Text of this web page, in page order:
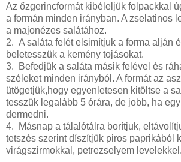
Az őzgerincformát kibéleljük folpackkal
a formán minden irányban. A zselatinos
a majonézes salátához.
2. A saláta felét elsimítjuk a forma alján
beletesszük a kemény tojásokat.
3. Befedjük a saláta másik felével és
széleket minden irányból. A formát az
ütögetjük,hogy egyenletesen kitöltse a
tesszük legalább 5 órára, de jobb, ha
dermedni.
4. Másnap a tálalótálra borítjuk,
tetszés szerint díszítjük piros paprikából
virágszirmokkal, petrezselyem levelekkel.